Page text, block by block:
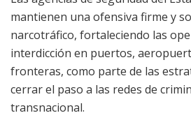
mantienen una ofensiva firme y
narcotráfico, fortaleciendo las
interdicción en puertos,
fronteras, como parte de las
cerrar el paso a las redes de
transnacional.